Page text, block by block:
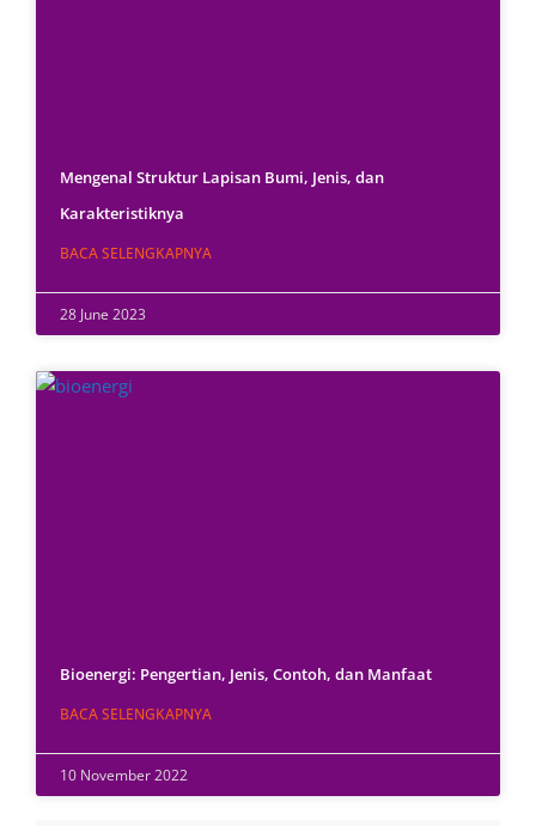
Mengenal Struktur Lapisan Bumi, Jenis, dan
Karakteristiknya
BACA SELENGKAPNYA
28 June 2023
Bioenergi: Pengertian, Jenis, Contoh, dan Manfaat
BACA SELENGKAPNYA
10 November 2022